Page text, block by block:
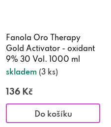
Fanola Oro Therapy
Gold Activator - oxidant
9% 30 Vol. 1000 ml
skladem (3 ks)
136 Kč
Do košíku